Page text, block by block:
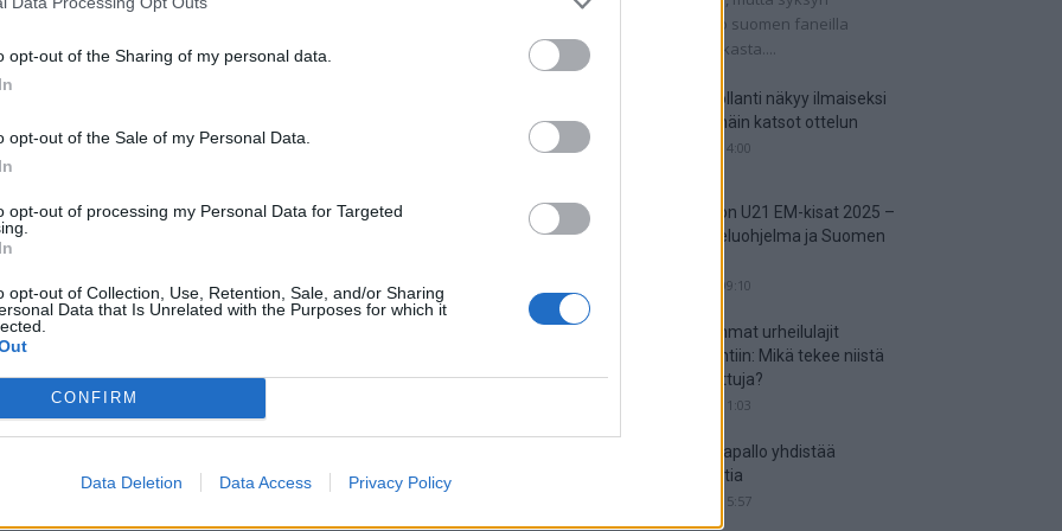
opt-out of the Sharing of my personal data.
opt-out of the Sale of my Personal Data.
opt-out of processing my Personal Data for Targeted
opt-out of Collection, Use, Retention, Sale, and/or Sharing
Data that Is Unrelated with the Purposes for which it
CONFIRM
Data Deletion Data Access Privacy Policy
kun suomalainen asettui ampumaan vapaapotkua
voimalla pallon maalia kohti ja se kiersi lopulta
jäi lopulta laihaksi lohduksi, sillä Gornik Zabrzen
asema sarjan hännillä alkaa olemaan tukala, sillä
joka miettii ensi kesän kisamiehistöä. Forsell
jolla ratkaistaan jopa voittoja EM Jalkapallo
przymierzył, ale @Korona_Kielce
pic.twitter.com/0Uu1IadRZD
ratkaisuottelut kertovat, onko suomen faneilla
realistista unelmoida kisapaikasta....
Suomi-Hollanti näkyy ilmaiseksi
TV:stä – näin katsot ottelun
06.06.2025 14:00
Jalkapallon U21 EM-kisat 2025 –
tässä otteluohjelma ja Suomen
18.05.2025 09:10
Suosituimmat urheilulajit
vedonlyöntiin: Mikä tekee niistä
niin suosittuja?
05.05.2025 11:03
Miten jalkapallo yhdistää
kansakuntia
25.04.2025 15:57